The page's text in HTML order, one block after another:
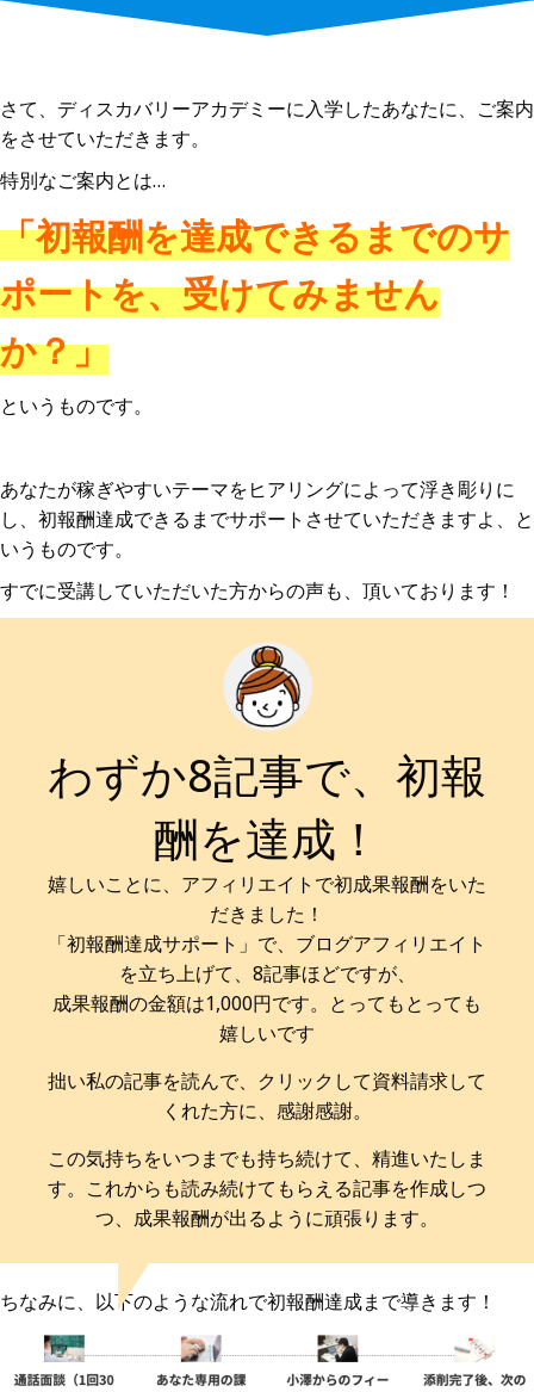
さて、ディスカバリーアカデミーに入学したあなたに、ご案内
をさせていただきます。
特別なご案内とは…
「初報酬を達成できるまでのサ
ポートを、受けてみません
か？」
というものです。
あなたが稼ぎやすいテーマをヒアリングによって浮き彫りに
し、初報酬達成できるまでサポートさせていただきますよ、と
いうものです。
すでに受講していただいた方からの声も、頂いております！
わずか8記事で、初報
酬を達成！
嬉しいことに、アフィリエイトで初成果報酬をいた
だきました！
「初報酬達成サポート」で、ブログアフィリエイト
を立ち上げて、8記事ほどですが、
成果報酬の金額は1,000円です。とってもとっても
嬉しいです
拙い私の記事を読んで、クリックして資料請求して
くれた方に、感謝感謝。
この気持ちをいつまでも持ち続けて、精進いたしま
す。これからも読み続けてもらえる記事を作成しつ
つ、成果報酬が出るように頑張ります。
ちなみに、以下のような流れで初報酬達成まで導きます！